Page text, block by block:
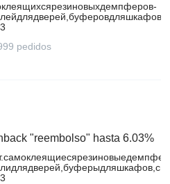
pedidos
"reembolso" hasta 6.03%